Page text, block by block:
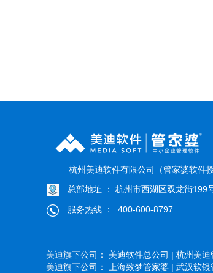
杭州美迪软件有限公司（管家婆软件
总部地址 ： 杭州市西湖区双龙街199
服务热线 ： 400-600-8797
美迪旗下公司： 美迪软件总公司 | 杭州美迪
美迪旗下公司：
上海致梦管家婆 | 武汉软银